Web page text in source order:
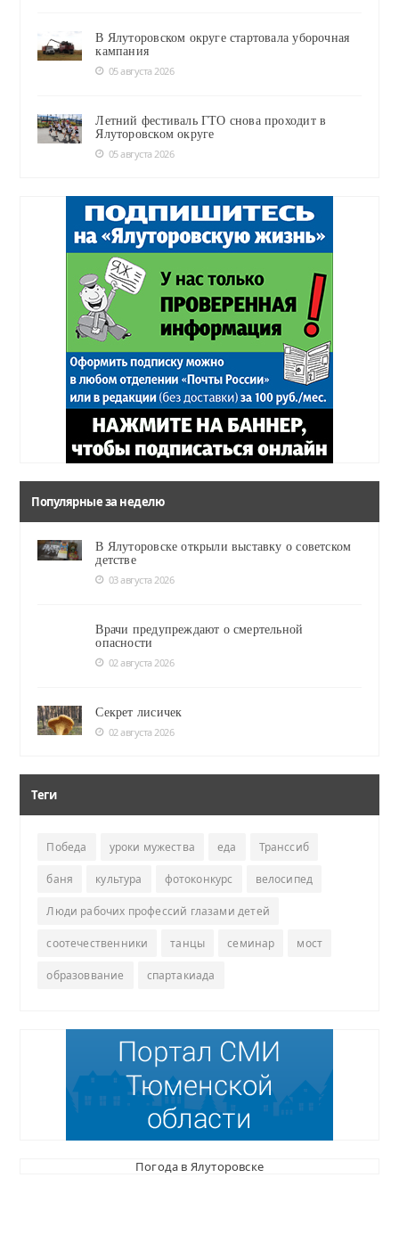
В Ялуторовском округе стартовала уборочная
кампания
05 августа 2026
Летний фестиваль ГТО снова проходит в
Ялуторовском округе
05 августа 2026
Популярные за неделю
В Ялуторовске открыли выставку о советском
детстве
03 августа 2026
Врачи предупреждают о смертельной
опасности
02 августа 2026
Секрет лисичек
02 августа 2026
Теги
Победа уроки мужества еда Транссиб
баня культура фотоконкурс велосипед
Люди рабочих профессий глазами детей
соотечественники танцы семинар мост
образоввание спартакиада
Погода в Ялуторовске